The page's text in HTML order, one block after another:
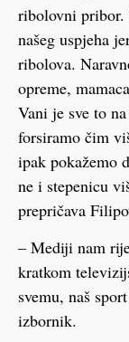
ribolovni pribor.
našeg uspjeha
ribolova.
opreme,
Vani je sve to
forsiramo čim
ipak pokažemo
ne i stepenicu
prepričava
– Mediji nam
kratkom
svemu, naš
izbornik.